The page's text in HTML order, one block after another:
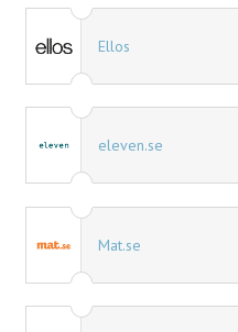
Ellos
eleven.se
Mat.se